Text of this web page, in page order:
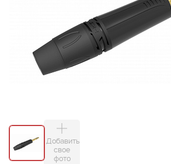
Добавить
свое
фото